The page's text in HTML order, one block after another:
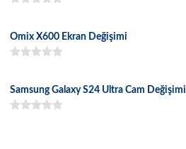
Omix X600 Ekran Değişimi
Samsung Galaxy S24 Ultra Cam Değişimi